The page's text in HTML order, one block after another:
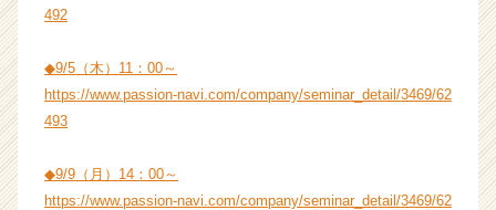
492
◆9/5（木）11：00～
https://www.passion-navi.com/company/seminar_detail/3469/62
493
◆9/9（月）14：00～
https://www.passion-navi.com/company/seminar_detail/3469/62